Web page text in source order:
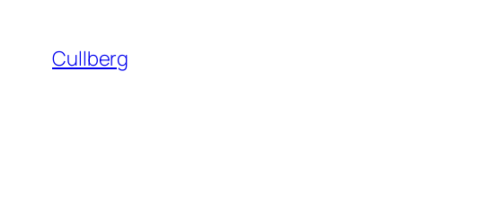
innehåll
Cullberg